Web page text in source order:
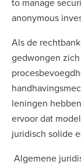
anonymous
Als de
gedwongen
leningen
ervoor dat
juridisch solide
Algemene